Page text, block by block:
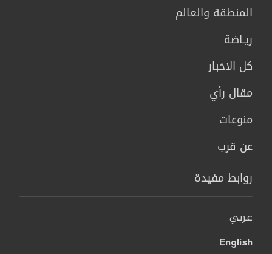
المنطقة والعالم
ريـاضة
كل الاخبار
مقال رأي
منوعات
عن قرب
روابط مفيدة
عربي
English